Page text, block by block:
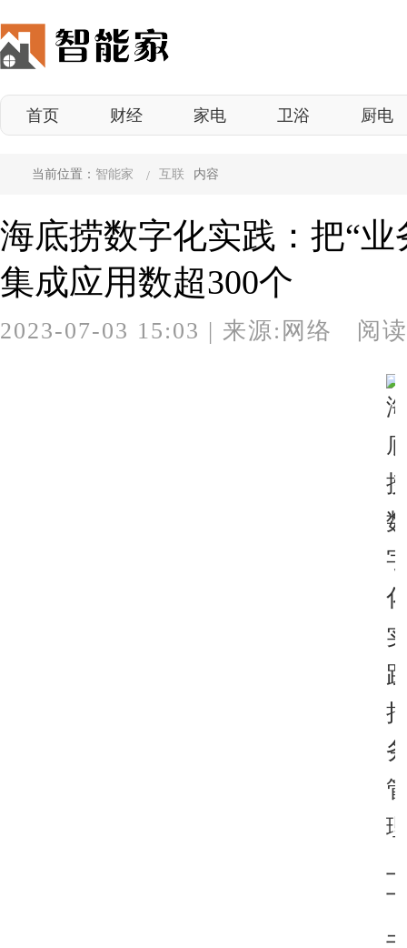
首页 财经 家电 卫浴 厨电
当前位置： 智能家 互联 内容
海底捞数字化实践：把“
集成应用数超300个
2023-07-03 15:03 | 来源:网络 阅